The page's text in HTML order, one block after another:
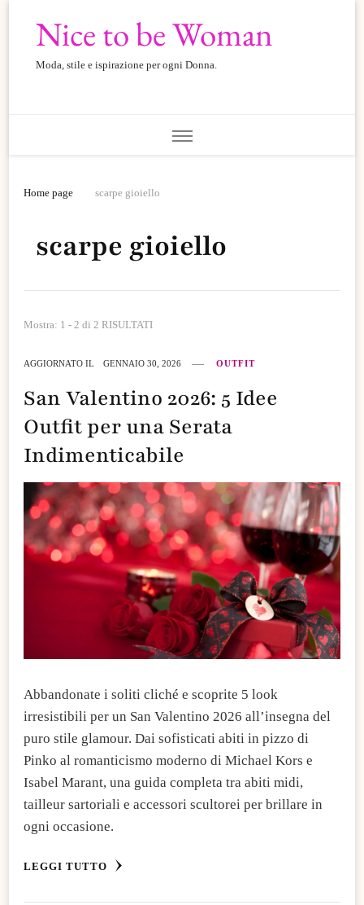
Nice to be Woman
Moda, stile e ispirazione per ogni Donna.
Home page scarpe gioiello
scarpe gioiello
Mostra: 1 - 2 di 2 RISULTATI
AGGIORNATO IL GENNAIO 30, 2026 OUTFIT
San Valentino 2026: 5 Idee
Outfit per una Serata
Indimenticabile
Abbandonate i soliti cliché e scoprite 5 look
irresistibili per un San Valentino 2026 all’insegna del
puro stile glamour. Dai sofisticati abiti in pizzo di
Pinko al romanticismo moderno di Michael Kors e
Isabel Marant, una guida completa tra abiti midi,
tailleur sartoriali e accessori scultorei per brillare in
ogni occasione.
LEGGI TUTTO